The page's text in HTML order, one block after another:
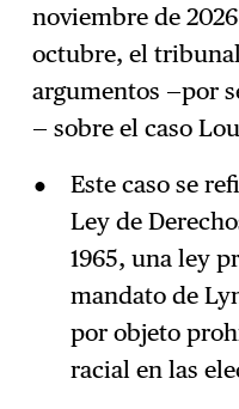
noviembre de
octubre, el
argumentos —por
— sobre el caso
Este caso se
Ley de
1965, una ley
mandato de
por objeto
racial en las